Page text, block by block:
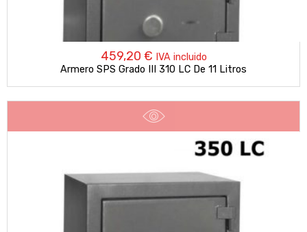
459,20 € IVA incluido
Armero SPS Grado III 310 LC De 11 Litros